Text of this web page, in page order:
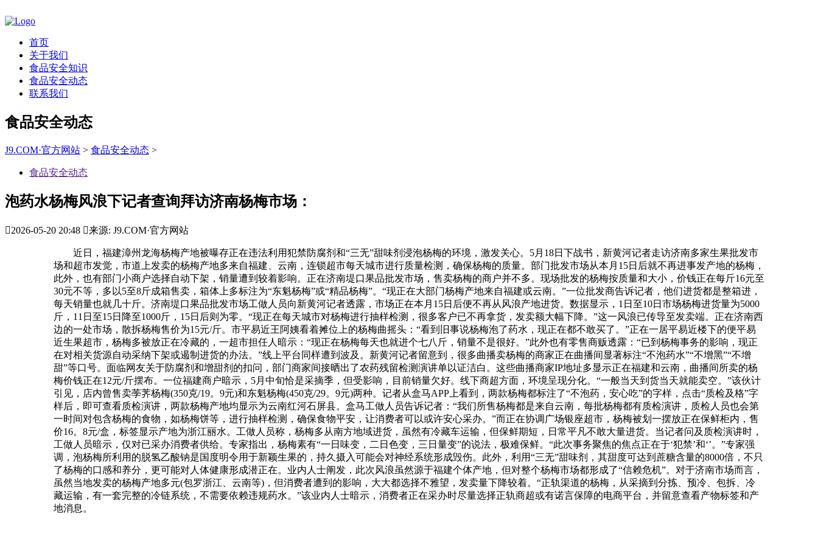
首页
关于我们
食品安全知识
食品安全动态
联系我们
食品安全动态
J9.COM·官方网站 > 食品安全动态 >
食品安全动态
泡药水杨梅风浪下记者查询拜访济南杨梅市场：
2026-05-20 20:48 来源: J9.COM·官方网站
近日，福建漳州龙海杨梅产地被曝存正在违法利用犯禁防腐剂和“三无”甜味剂浸泡杨梅的环境，激发关心。5月18日下战书，新黄河记者走访济南多家生果批发市
场和超市发觉，市道上发卖的杨梅产地多来自福建、云南，连锁超市每天城市进行质量检测，确保杨梅的质量。部门批发市场从本月15日后就不再进事发产地的杨梅，
此外，也有部门小商户选择自动下架，销量遭到较着影响。正在济南堤口果品批发市场，售卖杨梅的商户并不多。现场批发的杨梅按质量和大小，价钱正在每斤16元至
30元不等，多以5至8斤成箱售卖，箱体上多标注为“东魁杨梅”或“精品杨梅”。“现正在大部门杨梅产地来自福建或云南。”一位批发商告诉记者，他们进货都是整箱进，
每天销量也就几十斤。济南堤口果品批发市场工做人员向新黄河记者透露，市场正在本月15日后便不再从风浪产地进货。数据显示，1日至10日市场杨梅进货量为5000
斤，11日至15日降至1000斤，15日后则为零。“现正在每天城市对杨梅进行抽样检测，很多客户已不再拿货，发卖额大幅下降。”这一风浪已传导至发卖端。正在济南西
边的一处市场，散拆杨梅售价为15元/斤。市平易近王阿姨看着摊位上的杨梅曲摇头：“看到旧事说杨梅泡了药水，现正在都不敢买了。”正在一居平易近楼下的便平易
近生果超市，杨梅多被放正在冷藏的，一超市担任人暗示：“现正在杨梅每天也就进个七八斤，销量不是很好。”此外也有零售商贩透露：“已到杨梅事务的影响，现正
在对相关货源自动采纳下架或遏制进货的办法。”线上平台同样遭到波及。新黄河记者留意到，很多曲播卖杨梅的商家正在曲播间显著标注“不泡药水”“不增黑”“不增
甜”等口号。面临网友关于防腐剂和增甜剂的扣问，部门商家间接晒出了农药残留检测演讲单以证洁白。这些曲播商家IP地址多显示正在福建和云南，曲播间所卖的杨
梅价钱正在12元/斤摆布。一位福建商户暗示，5月中旬恰是采摘季，但受影响，目前销量欠好。线下商超方面，环境呈现分化。“一般当天到货当天就能卖空。”该伙计
引见，店内曾售卖荸荠杨梅(350克/19。9元)和东魁杨梅(450克/29。9元)两种。记者从盒马APP上看到，两款杨梅都标注了“不泡药，安心吃”的字样，点击“质检及格”字
样后，即可查看质检演讲，两款杨梅产地均显示为云南红河石屏县。盒马工做人员告诉记者：“我们所售杨梅都是来自云南，每批杨梅都有质检演讲，质检人员也会第
一时间对包含杨梅的食物，如杨梅饼等，进行抽样检测，确保食物平安，让消费者可以或许安心采办。”而正在协调广场银座超市，杨梅被划一摆放正在保鲜柜内，售
价16。8元/盒，标签显示产地为浙江丽水。工做人员称，杨梅多从南方地域进货，虽然有冷藏车运输，但保鲜期短，日常平凡不敢大量进货。当记者问及质检演讲时，
工做人员暗示，仅对已采办消费者供给。专家指出，杨梅素有“一日味变，二日色变，三日量变”的说法，极难保鲜。“此次事务聚焦的焦点正在于‘犯禁’和‘’。”专家强
调，泡杨梅所利用的脱氢乙酸钠是国度明令用于新颖生果的，持久摄入可能会对神经系统形成毁伤。此外，利用“三无”甜味剂，其甜度可达到蔗糖含量的8000倍，不只
了杨梅的口感和养分，更可能对人体健康形成潜正在。业内人士阐发，此次风浪虽然源于福建个体产地，但对整个杨梅市场都形成了“信赖危机”。对于济南市场而言，
虽然当地发卖的杨梅产地多元(包罗浙江、云南等)，但消费者遭到的影响，大大都选择不雅望，发卖量下降较着。“正轨渠道的杨梅，从采摘到分拣、预冷、包拆、冷
藏运输，有一套完整的冷链系统，不需要依赖违规药水。”该业内人士暗示，消费者正在采办时尽量选择正轨商超或有诺言保障的电商平台，并留意查看产物标签和产
地消息。